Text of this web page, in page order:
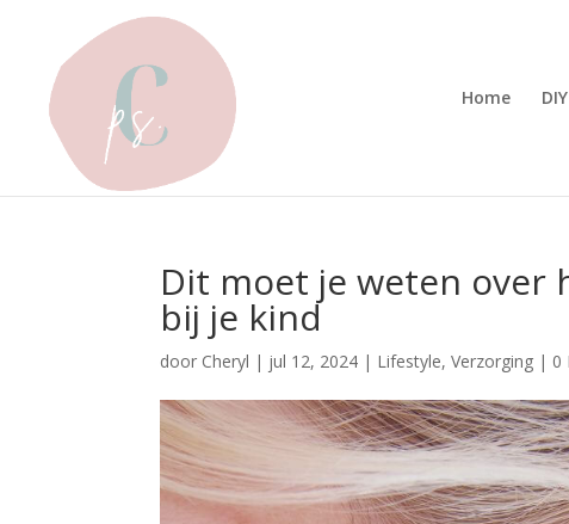
Home DIY
Dit moet je weten over
bij je kind
door Cheryl | jul 12, 2024 | Lifestyle,Verzorging | 0